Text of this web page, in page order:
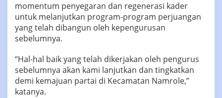
momentum penyegaran dan regenerasi kader
untuk melanjutkan program-program perjuangan
yang telah dibangun oleh kepengurusan
sebelumnya.
“Hal-hal baik yang telah dikerjakan oleh pengurus
sebelumnya akan kami lanjutkan dan tingkatkan
demi kemajuan partai di Kecamatan Namrole,”
katanya.